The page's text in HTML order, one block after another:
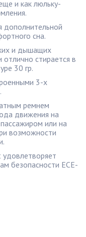
и как люльку-
дополнительной
сна.
и дышащих
отлично стирается в
30 гр.
3-х
ремнем
движения на
или на
возможности
безопасности ECE-